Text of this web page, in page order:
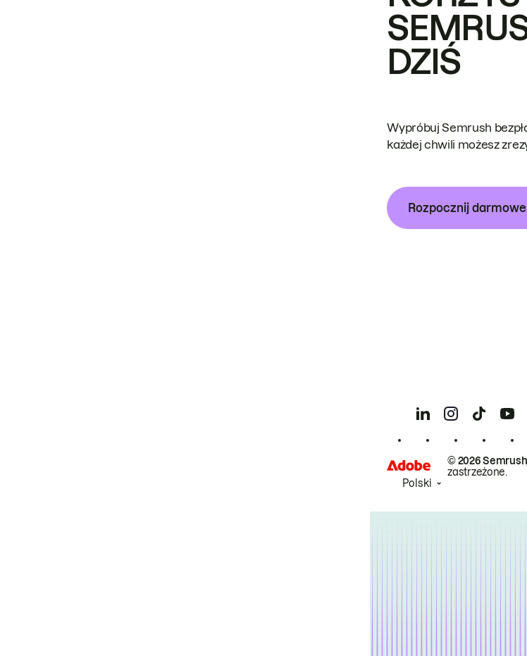
DZIŚ
Wypróbuj Semrush
każdej chwili możesz
Rozpocznij
© 2026
zastrzeżone.
Polski